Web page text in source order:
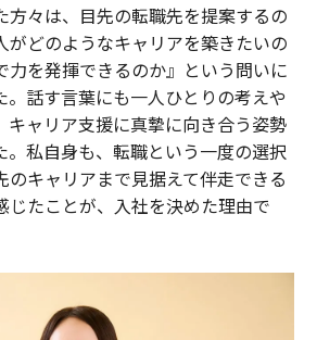
方々は、目先の転職先を提案するの
がどのようなキャリアを築きたいの
力を発揮できるのか』という問いに
。話す言葉にも一人ひとりの考えや
キャリア支援に真摯に向き合う姿勢
。私自身も、転職という一度の選択
のキャリアまで見据えて伴走できる
じたことが、入社を決めた理由で